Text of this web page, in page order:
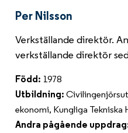
Per Nilsson
Verkställande direktör.
verkställande direktör
Född: 1978
Utbildning:
ekonomi, Kungliga Tekniska
Andra pågående